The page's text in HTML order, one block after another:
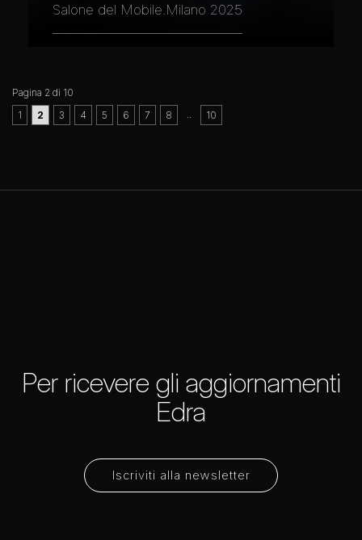
Salone del Mobile.Milano 2025
Pagina 2 di 10
1
2 3 4 5 6 7 8 10
Iscriviti alla newsletter
Per ricevere gli aggiornamenti
Edra